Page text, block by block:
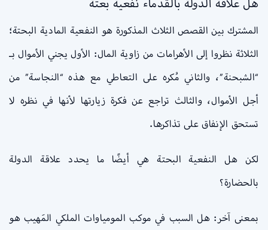
هل علاقة الدولة بالقدماء نفعية بعتة
المشترك بين القصص الثلاث المذكورة هو النفعية المادية البحتة؛
الثلاثة نظروا إلى الأهرامات من زاوية المال: الأول يجني الأموال بـ
“الشبحنة”، والثاني مُكره على التعاطي مع هذه “النجاسة” من
أجل الأموال، والثالث تراجع عن فكرة زيارتها لأنها في نظره لا
تستحق الإنفاق على تذاكرها.
لكن هل النفعية البحتة هي أيضًا ما يحدد علاقة الدولة
بالحضارة؟
بمعنى آخر: هل السبب في موكب المومياوات الملكي المَهيب هو